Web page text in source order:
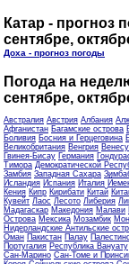
Катар - прогноз
сентябре,
Доха - прогноз погоды
Погода на
сентябре,
Австралия Австрия Албания
Афганистан Багамские острова
Боливия Босния и Герцеговина
Великобритания Венгрия
Гвинея-Бисау Германия
Тимора Демократической
Замбия Западная Сахара
Исландия Испания Италия
Кения Кипр Кирибати Китай
Кувейт Лаос Лесото Либерия
Мадагаскар Македония Малави
Острова Мексика Мозамбик
Нидерландские Антильские
Оман Пакистан Палау
Португалия Республика Вануату
Сан-Марино Сан-Томе и